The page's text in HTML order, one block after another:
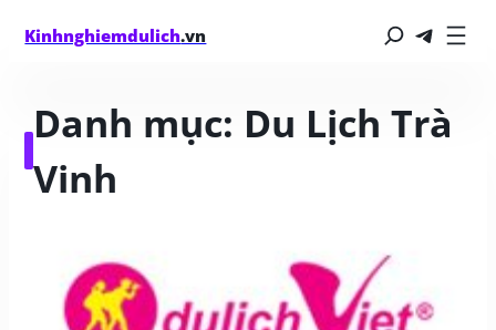
Kinhnghiemdulich.vn
Danh mục: Du Lịch Trà
Vinh